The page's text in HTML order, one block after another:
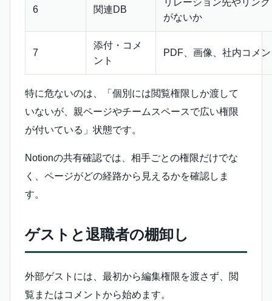
6 関連DB
リレーション先やリン
がないか
7
添付・コメ
ント
PDF、画像、社内コメ
特に危ないのは、「個別には閲覧権限しか渡して
いないが、親ページやチームスペースで広い権限
が付いている」状態です。
Notionの共有確認では、相手ごとの権限だけでな
く、ページがどの経路から見えるかを確認しま
す。
ゲストと退職者の棚卸し
外部ゲストには、最初から編集権限を渡さず、閲
覧またはコメントから始めます。